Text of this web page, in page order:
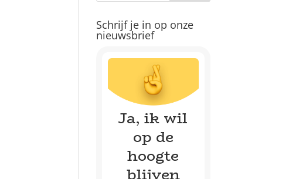
Schrijf je in op onze
nieuwsbrief
Ja, ik wil
op de
hoogte